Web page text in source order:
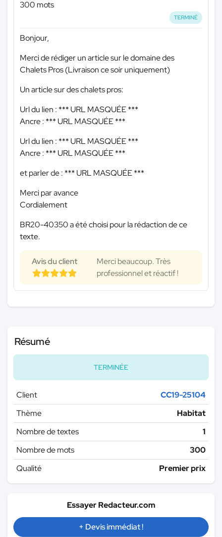
300 mots
TERMINÉ
Bonjour,
Merci de rédiger un article sur le domaine des
Chalets Pros (Livraison ce soir uniquement)
Un article sur des chalets pros:
Url du lien : *** URL MASQUÉE ***
Ancre : *** URL MASQUÉE ***
Url du lien : *** URL MASQUÉE ***
Ancre : *** URL MASQUÉE ***
et parler de : *** URL MASQUÉE ***
Merci par avance
Cordialement
BR20-40350 a été choisi pour la rédaction de ce
texte.
Avis du client
Merci beaucoup. Très
professionnel et réactif !
Résumé
TERMINÉE
Client
CC19-25104
Thème
Habitat
Nombre de textes
1
Nombre de mots
300
Qualité
Premier prix
Essayer Redacteur.com
+ Devis immédiat !